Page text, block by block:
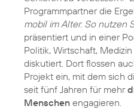
Programmpartner die
mobil im Alter. So nutzen
präsentiert und in einer
Politik, Wirtschaft,
diskutiert. Dort flossen
Projekt ein, mit dem sich
seit fünf Jahren für mehr
Menschen engagieren.